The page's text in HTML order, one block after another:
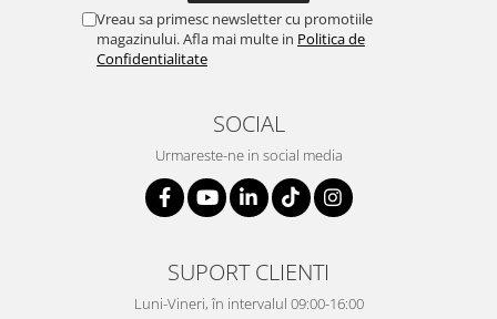
Vreau sa primesc newsletter cu promotiile
magazinului. Afla mai multe in Politica de
Confidentialitate
SOCIAL
Urmareste-ne in social media
SUPORT CLIENTI
Luni-Vineri, în intervalul 09:00-16:00